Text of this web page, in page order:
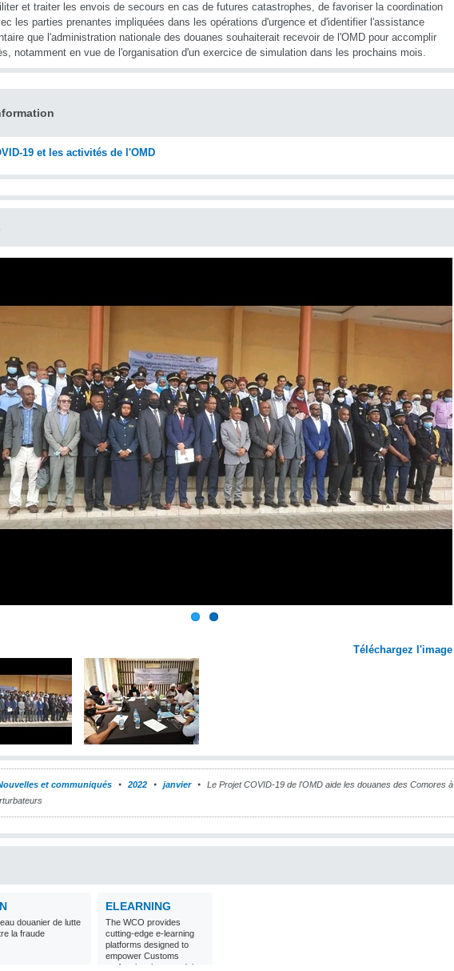
et traiter les envois de secours en cas de futures catastrophes, de favoriser la coordination
les parties prenantes impliquées dans les opérations d'urgence et d'identifier l'assistance
que l'administration nationale des douanes souhaiterait recevoir de l'OMD pour accomplir
notamment en vue de l'organisation d'un exercice de simulation dans les prochains mois.
19 et les activités de l'OMD
Téléchargez l'image
et communiqués 2022 janvier
Le Projet COVID-19 de l'OMD aide les douanes des Comores à
douanier de lutte
la fraude
ELEARNING
The WCO provides
cutting-edge e-learning
platforms designed to
empower Customs
professionals around the